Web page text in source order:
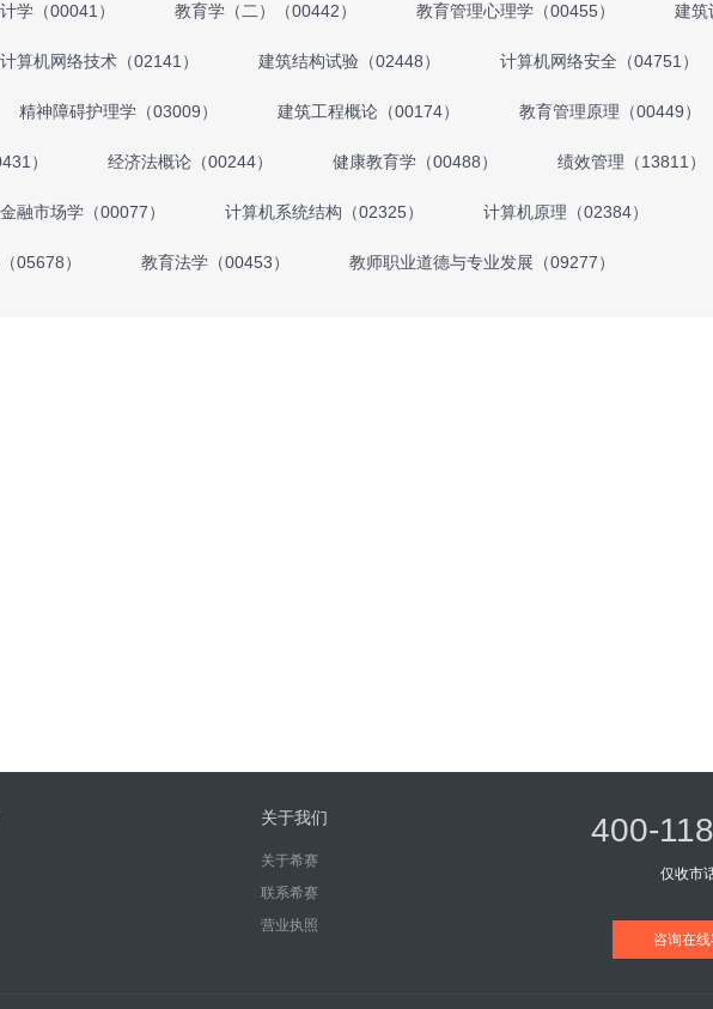
学（00041） 教育学（二）（00442） 教育管理心理学（00455） 建筑
计算机网络技术（02141） 建筑结构试验（02448） 计算机网络安全（04751）
精神障碍护理学（03009） 建筑工程概论（00174） 教育管理原理（00449）
） 经济法概论（00244） 健康教育学（00488） 绩效管理（13811）
金融市场学（00077） 计算机系统结构（02325） 计算机原理（02384）
05678） 教育法学（00453） 教师职业道德与专业发展（09277）
关于我们
关于希赛
联系希赛
营业执照
400-
仅收市
咨询在